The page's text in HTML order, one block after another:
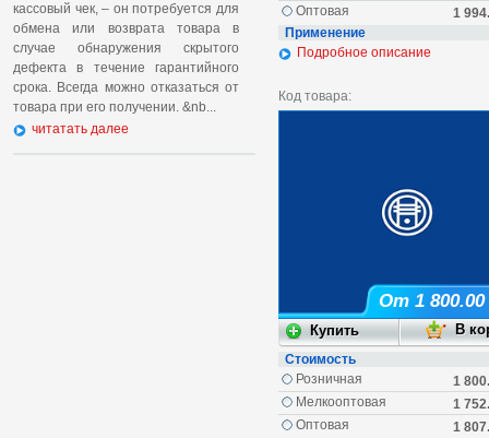
кассовый чек, – он потребуется для
обмена или возврата товара в
случае обнаружения скрытого
дефекта в течение гарантийного
срока. Всегда можно отказаться от
товара при его получении. &nb...
читатать далее
1
Оптовая
Применение
Подробное описание
Код товара:
От 1 800.00
Стоимость
1
Розничная
1
Мелкооптовая
1
Оптовая